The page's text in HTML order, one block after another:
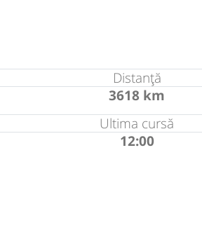
Distanță
3618 km
Ultima cursă
12:00